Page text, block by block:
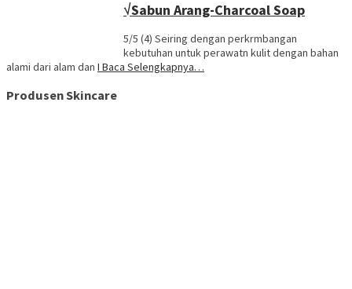
√Sabun Arang-Charcoal Soap
5/5 (4) Seiring dengan perkrmbangan
kebutuhan untuk perawatn kulit dengan bahan
alami dari alam dan I Baca Selengkapnya…
Produsen Skincare